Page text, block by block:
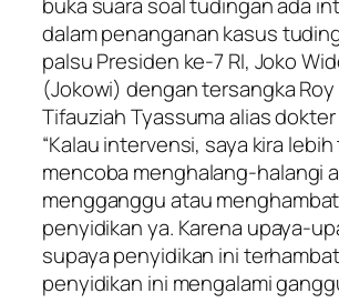
buka suara soal tudingan ada
dalam penanganan kasus
palsu Presiden ke-7 RI, Joko
(Jokowi) dengan tersangka
Tifauziah Tyassuma alias dokter
“Kalau intervensi, saya kira
mencoba menghalang-halangi
mengganggu atau
penyidikan ya. Karena upaya-
supaya penyidikan ini
penyidikan ini mengalami